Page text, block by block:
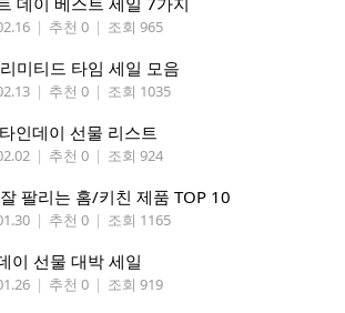
| 추천 0 | 조회 965
미티드 타임 세일 모음
| 추천 0 | 조회 1035
인데이 선물 리스트
| 추천 0 | 조회 924
팔리는 홈/키친 제품 TOP 10
| 추천 0 | 조회 1165
이 선물 대박 세일
| 추천 0 | 조회 919